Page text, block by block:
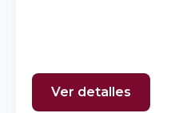
Ver detalles